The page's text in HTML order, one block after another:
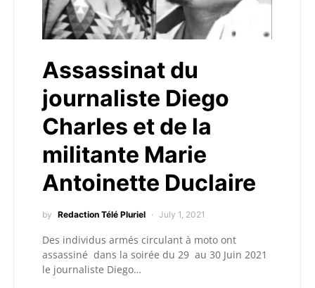
Assassinat du
journaliste Diego
Charles et de la
militante Marie
Antoinette Duclaire
by Redaction Télé Pluriel July 1, 2021
Des individus armés circulant à moto ont
assassiné dans la soirée du 29 au 30 Juin 2021
le journaliste Diego…